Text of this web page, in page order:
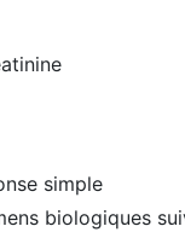
simple
biologiques